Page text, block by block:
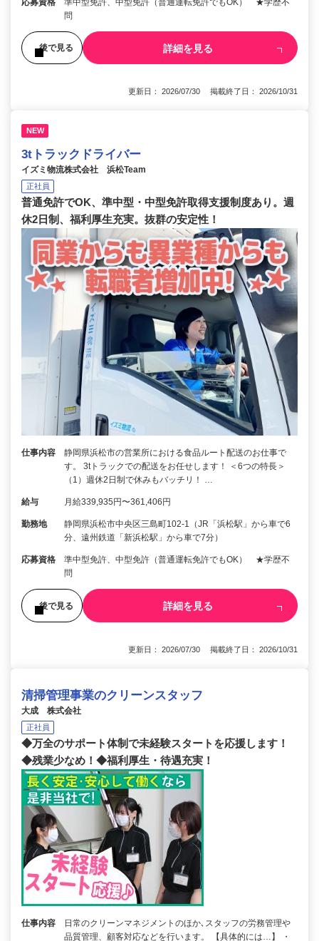
応募資格
準中型免許、中型免許（普通運転免許でもOK） ★学歴不
問
後で見る 詳細を見る
更新日： 2026/07/30 掲載終了日： 2026/10/31
NEW
3tトラックドライバー
イズミ物流株式会社 浜松Team
正社員
普通免許でOK、準中型・中型免許取得支援制度あり。週
休2日制、福利厚生充実。抜群の安定性！
仕事内容
静岡県浜松市の営業所における食品ルート配送のお仕事で
す。 3tトラックでの配送をお任せします！ ＜6つの特長＞
（1）週休2日制で休みもバッチリ！ …
給与 月給339,935円〜361,406円
勤務地
静岡県浜松市中央区三島町102-1（JR「浜松駅」から車で6
分、遠州鉄道「新浜松駅」から車で7分）
応募資格
準中型免許、中型免許（普通運転免許でもOK） ★学歴不
問
後で見る 詳細を見る
更新日： 2026/07/30 掲載終了日： 2026/10/31
清掃管理事業のクリーンスタッフ
大成 株式会社
正社員
◆万全のサポート体制で未経験スタートを応援します！
◆残業少なめ！◆福利厚生・待遇充実！
仕事内容
日常のクリーンマネジメントのほか､スタッフの労務管理や
品質管理、顧客対応などを行います。 【具体的には…】 ・